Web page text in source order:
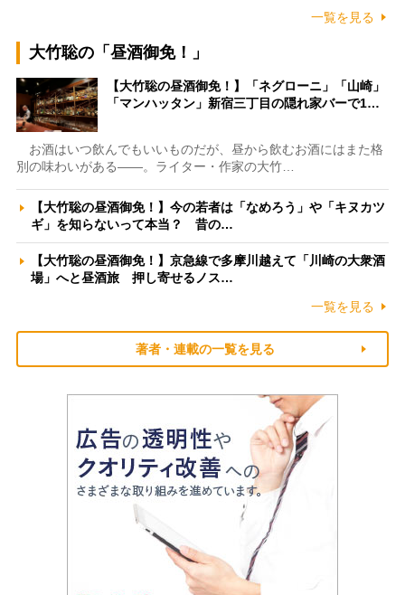
一覧を見る
大竹聡の「昼酒御免！」
【大竹聡の昼酒御免！】「ネグローニ」「山崎」
「マンハッタン」新宿三丁目の隠れ家バーで1…
お酒はいつ飲んでもいいものだが、昼から飲むお酒にはまた格
別の味わいがある――。ライター・作家の大竹…
【大竹聡の昼酒御免！】今の若者は「なめろう」や「キヌカツ
ギ」を知らないって本当？ 昔の…
【大竹聡の昼酒御免！】京急線で多摩川越えて「川崎の大衆酒
場」へと昼酒旅 押し寄せるノス…
一覧を見る
著者・連載の一覧を見る